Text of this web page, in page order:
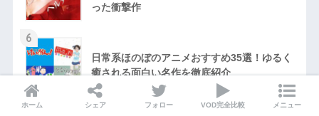
った衝撃作
6
日常系ほのぼのアニメおすすめ35選！ゆるく
癒される面白い名作を徹底紹介
7
ホーム シェア フォロー VOD完全比較 メニュー